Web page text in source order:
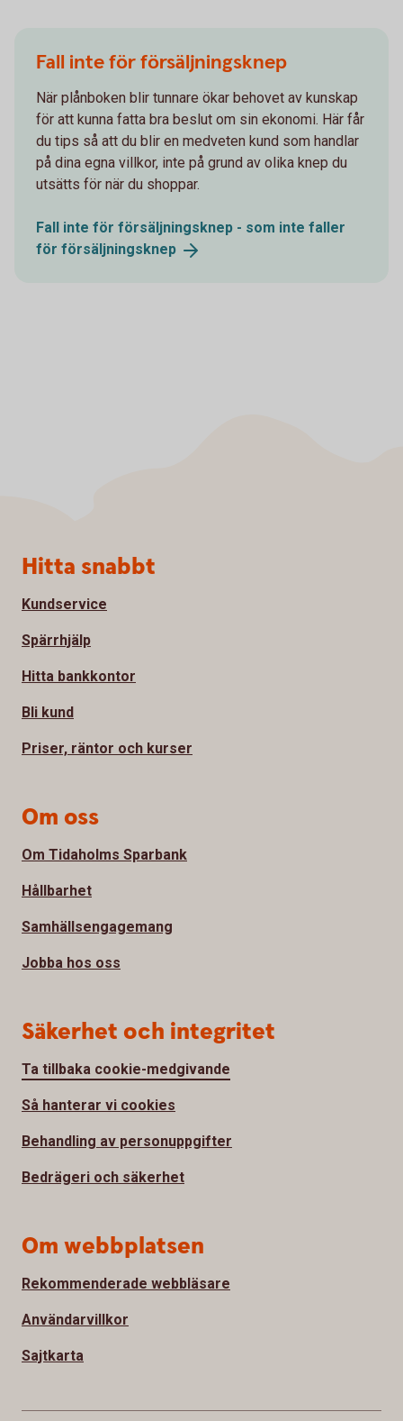
Fall inte för försäljningsknep
När plånboken blir tunnare ökar behovet av kunskap
för att kunna fatta bra beslut om sin ekonomi. Här får
du tips så att du blir en medveten kund som handlar
på dina egna villkor, inte på grund av olika knep du
utsätts för när du shoppar.
Fall inte för försäljningsknep - som inte faller
för försäljningsknep
Sidfot
Hitta snabbt
Kundservice
Spärrhjälp
Hitta bankkontor
Bli kund
Priser, räntor och kurser
Om oss
Om Tidaholms Sparbank
Hållbarhet
Samhällsengagemang
Jobba hos oss
Säkerhet och integritet
Ta tillbaka cookie-medgivande
Så hanterar vi cookies
Behandling av personuppgifter
Bedrägeri och säkerhet
Om webbplatsen
Rekommenderade webbläsare
Användarvillkor
Sajtkarta